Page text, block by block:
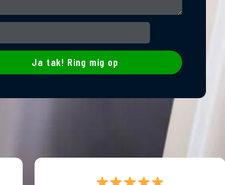
Ja tak! Ring mig op